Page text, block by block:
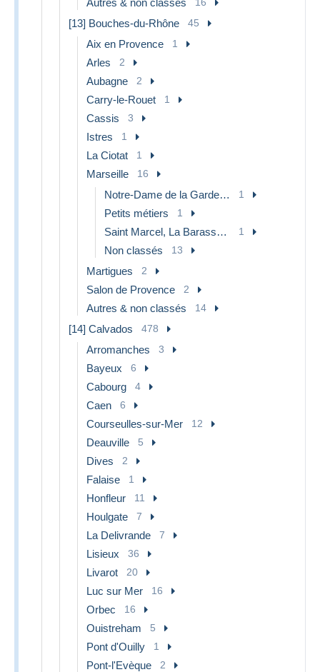
[13] Bouches-du-Rhône 45
Aix en Provence 1
Arles 2
Aubagne 2
Carry-le-Rouet 1
Cassis 3
Istres 1
La Ciotat 1
Marseille 16
Notre-Dame de la Garde, ascenseur 1
Petits métiers 1
Saint Marcel, La Barasse, Saintt Menet 1
Non classés 13
Martigues 2
Salon de Provence 2
Autres & non classés 14
[14] Calvados 478
Arromanches 3
Bayeux 6
Cabourg 4
Caen 6
Courseulles-sur-Mer 12
Deauville 5
Dives 2
Falaise 1
Honfleur 11
Houlgate 7
La Delivrande 7
Lisieux 36
Livarot 20
Luc sur Mer 16
Orbec 16
Ouistreham 5
Pont d'Ouilly 1
Pont-l'Evèque 2